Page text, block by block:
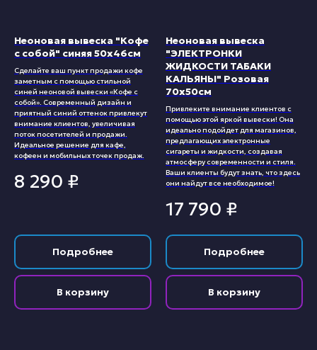
Неоновая вывеска "Кофе
с собой" синяя 50х46см
Сделайте ваш пункт продажи кофе
заметным с помощью стильной
синей неоновой вывески «Кофе с
собой». Современный дизайн и
приятный синий оттенок привлекут
внимание клиентов, увеличивая
поток посетителей и продажи.
Идеальное решение для кафе,
кофеен и мобильных точек продаж.
8 290 ₽
Подробнее
В корзину
Неоновая вывеска
"ЭЛЕКТРОНКИ
ЖИДКОСТИ ТАБАКИ
КАЛЬЯНЫ" Розовая
70х50см
Привлеките внимание клиентов с
помощью этой яркой вывески! Она
идеально подойдет для магазинов,
предлагающих электронные
сигареты и жидкости, создавая
атмосферу современности и стиля.
Ваши клиенты будут знать, что здесь
они найдут все необходимое!
17 790 ₽
Подробнее
В корзину